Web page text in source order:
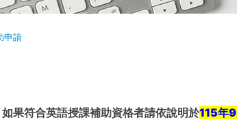
申請
果符合英語授課補助資格者請依說明於115年9